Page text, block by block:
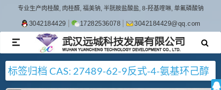
专业生产肉桂酸, 肉桂醛, 福美钠, 半胱胺盐酸盐, 8-羟基喹啉, 单氟磷酸钠
3042184429 17282536078 3042184429@qq.com
TOGGLE
NAVIGATION
标签归档 CAS: 27489-62-9反式-4-氨基环己醇